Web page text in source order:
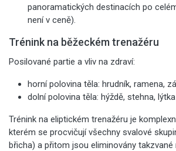
panoramatických destinacích po
není v ceně).
Trénink na běžeckém trenažéru
Posilované partie a vliv na zdraví:
horní polovina těla: hrudník, ramena,
dolní polovina těla: hýždě, stehna, lýtka
Trénink na eliptickém trenažéru je
kterém se procvičují všechny svalové
břicha) a přitom jsou eliminovány takzvané